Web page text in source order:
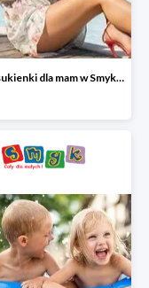
Letnie sukienki dla mam w Smyku do -25%